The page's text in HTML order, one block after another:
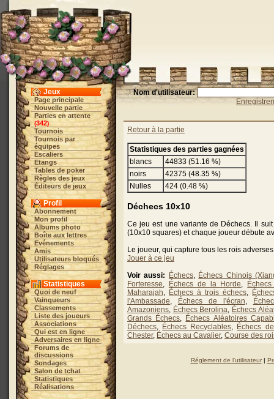
Jeux
Page principale
Nouvelle partie
Parties en attente
(342)
Tournois
Tournois par
équipes
Escaliers
Etangs
Tables de poker
Règles des jeux
Éditeurs de jeux
Profil
Abonnement
Mon profil
Albums photo
Boîte aux lettres
Evénements
Amis
Utilisateurs bloqués
Réglages
Statistiques
Quoi de neuf
Vainqueurs
Classements
Liste des joueurs
Associations
Qui est en ligne
Adversaires en ligne
Forums de
discussions
Sondages
Salon de tchat
Statistiques
Réalisations
Nom d'utilisateur:
Retour à la partie
Statistiques des parties gagnées
blancs
44833 (51.16 %)
noirs
42375 (48.35 %)
Nulles
424 (0.48 %)
Déchecs 10x10
Ce jeu est une variante de Déchecs. Il
(10x10 squares) et chaque joueur débute
Le joueur, qui capture tous les rois
Jouer à ce jeu
Voir aussi:
Échecs, Échecs Chinois
Forteresse, Échecs de la Horde,
Maharajah, Échecs à trois échecs,
l'Ambassade, Échecs de l'écran,
Amazoniens, Échecs Berolina, Échecs
Grands Échecs, Échecs Aléatoires
Déchecs, Échecs Recyclables, Échecs
Chester, Échecs au Cavalier, Course des
Réglement de l'utilisateur|